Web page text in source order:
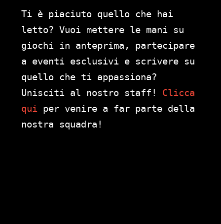
Ti è piaciuto quello che hai
letto? Vuoi mettere le mani su
giochi in anteprima, partecipare
a eventi esclusivi e scrivere su
quello che ti appassiona?
Unisciti al nostro staff! Clicca
qui per venire a far parte della
nostra squadra!